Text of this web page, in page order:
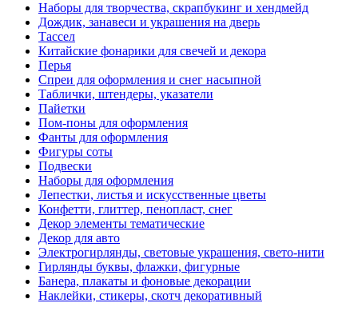
Наборы для творчества, скрапбукинг и хендмейд
Дождик, занавеси и украшения на дверь
Тассел
Китайские фонарики для свечей и декора
Перья
Спреи для оформления и снег насыпной
Таблички, штендеры, указатели
Пайетки
Пом-поны для оформления
Фанты для оформления
Фигуры соты
Подвески
Наборы для оформления
Лепестки, листья и искусственные цветы
Конфетти, глиттер, пенопласт, снег
Декор элементы тематические
Декор для авто
Электрогирлянды, световые украшения, свето-нити
Гирлянды буквы, флажки, фигурные
Банера, плакаты и фоновые декорации
Наклейки, стикеры, скотч декоративный